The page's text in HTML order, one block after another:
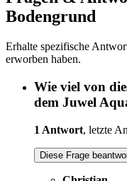
Bodengrund
Erhalte spezifische
erworben haben.
Wie viel von
dem Juwel
1 Antwort, letzte
Diese Frage